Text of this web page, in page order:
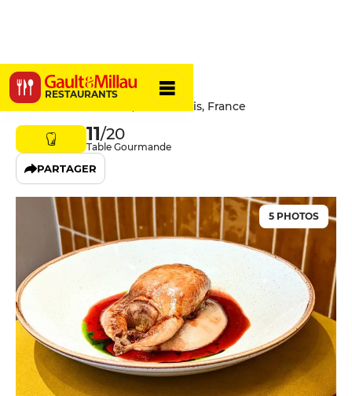
RESTAURANTS
Chonbou
5 Rue Jules Lefebvre, 75009 Paris, France
11/20
Table Gourmande
PARTAGER
5 PHOTOS